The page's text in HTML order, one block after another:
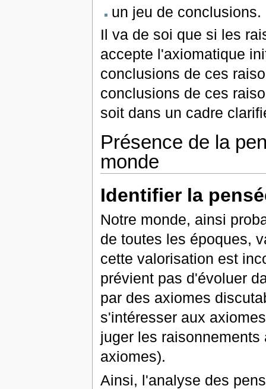
un jeu de conclusions.
Il va de soi que si les
accepte l'axiomatique
conclusions de ces
conclusions de ces
soit dans un cadre
Présence de la
monde
Identifier la
Notre monde, ainsi
de toutes les époques,
cette valorisation est
prévient pas d'évoluer
par des axiomes
s'intéresser aux
juger les
axiomes).
Ainsi, l'analyse des